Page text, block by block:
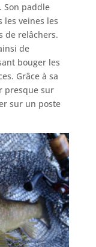
Son paddle
les veines les
de relâchers.
de
bouger les
Grâce à sa
presque sur
sur un poste